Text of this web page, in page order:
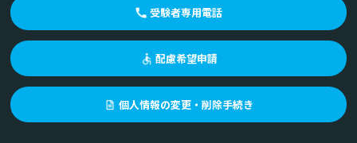
受験者専用電話
配慮希望申請
個人情報の変更・削除手続き